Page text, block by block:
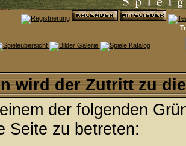
wird der Zutritt zu
der folgenden
Seite zu betreten: